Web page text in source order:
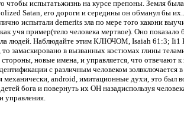
чтобы испытатьжизнь на курсе препоны. Земля
Satan, его дороги и середины он обманул бы
испытали demerits зла по мере того какони
учя пример(тело человека мертвое). Оно показало
людей. Наблюдайте этим КЛЮЧОМ, Isaiah 61:3; Ii1
замаскировано в вызванных костюмах глины
новые имена, и управляется, что
с различным человеком золвключается
android, имитационные духи, это был
бога и повернуть их ОН назадиспользуя
управления.